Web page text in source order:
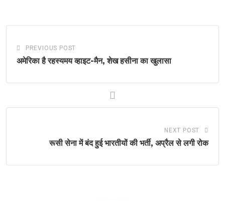
PREVIOUS POST
अमेरिका है रहस्यमय व्हाइट-मैन, शेख हसीना का खुलासा
NEXT POST
रूसी सेना में बंद हुई भारतीयों की भर्ती, अप्रैल से लगी रोक